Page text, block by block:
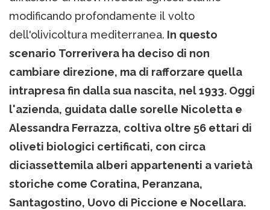
modificando profondamente il volto
dell'olivicoltura mediterranea. In questo
scenario Torrerivera ha deciso di non
cambiare direzione, ma di rafforzare quella
intrapresa fin dalla sua nascita, nel 1933. Oggi
l'azienda, guidata dalle sorelle Nicoletta e
Alessandra Ferrazza, coltiva oltre 56 ettari di
oliveti biologici certificati, con circa
diciassettemila alberi appartenenti a varietà
storiche come Coratina, Peranzana,
Santagostino, Uovo di Piccione e Nocellara.